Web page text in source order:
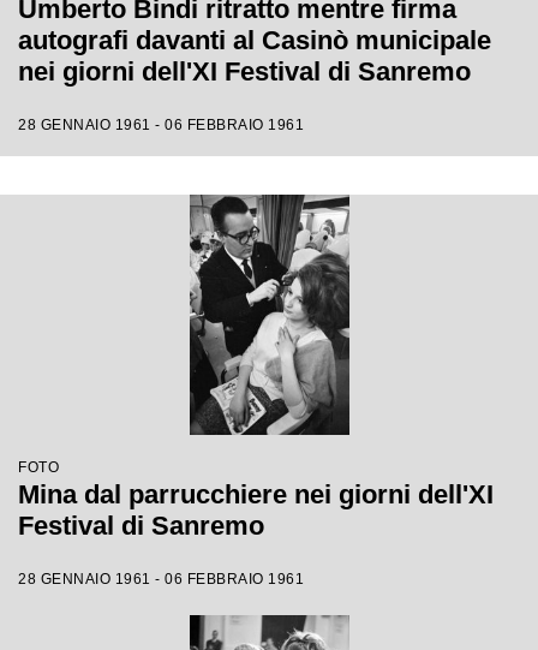
Umberto Bindi ritratto mentre firma
autografi davanti al Casinò municipale
nei giorni dell'XI Festival di Sanremo
28 GENNAIO 1961 - 06 FEBBRAIO 1961
FOTO
Mina dal parrucchiere nei giorni dell'XI
Festival di Sanremo
28 GENNAIO 1961 - 06 FEBBRAIO 1961